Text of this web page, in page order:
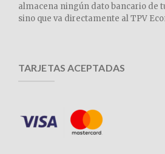
almacena ningún dato bancario de
sino que va directamente al TPV
TARJETAS ACEPTADAS